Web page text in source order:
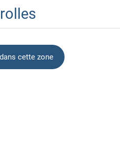
cette zone